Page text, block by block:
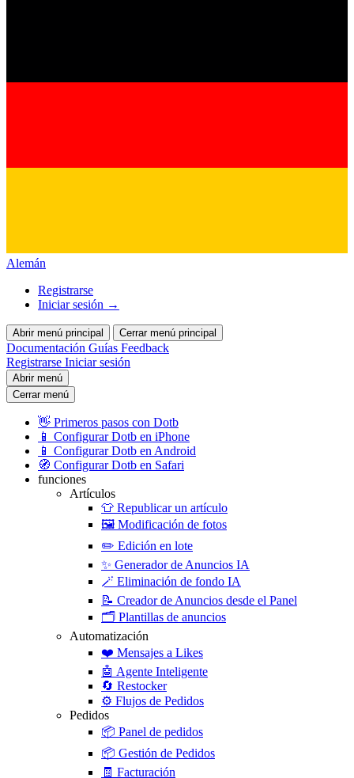
Alemán
Registrarse
Iniciar sesión →
Abrir menú principal Cerrar menú principal
Documentación Guías Feedback
Registrarse Iniciar sesión
Abrir menú
Cerrar menú
👋 Primeros pasos con Dotb
📱 Configurar Dotb en iPhone
📱 Configurar Dotb en Android
🧭 Configurar Dotb en Safari
funciones
Artículos
👕 Republicar un artículo
🖼️ Modificación de fotos
✏️ Edición en lote
✨ Generador de Anuncios IA
🪄 Eliminación de fondo IA
📝 Creador de Anuncios desde el Panel
🗂️ Plantillas de anuncios
Automatización
❤️ Mensajes a Likes
🤖 Agente Inteligente
🔄 Restocker
⚙️ Flujos de Pedidos
Pedidos
📦 Panel de pedidos
📦 Gestión de Pedidos
🧾 Facturación